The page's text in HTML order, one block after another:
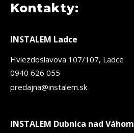
Kontakty:
INSTALEM Ladce
Hviezdoslavova 107/107, Ladce
0940 626 055
predajna@instalem.sk
INSTALEM Dubnica nad Váhom